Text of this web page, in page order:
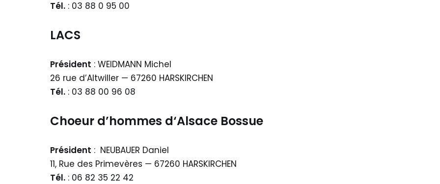
Tél. : 03 88 0 95 00
LACS
Président : WEIDMANN Michel
26 rue d’Altwiller — 67260 HARSKIRCHEN
Tél. : 03 88 00 96 08
Choeur d’hommes d‘Alsace Bossue
Président : NEUBAUER Daniel
11, Rue des Primevères — 67260 HARSKIRCHEN
Tél. : 06 82 35 22 42